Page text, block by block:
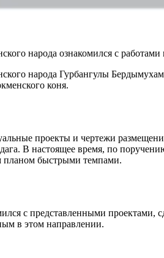
народа ознакомился с
народа Гурбангулы
коня.
проекты и чертежи
В настоящее время, по
планом быстрыми темпами.
с представленными проектами,
в этом направлении.